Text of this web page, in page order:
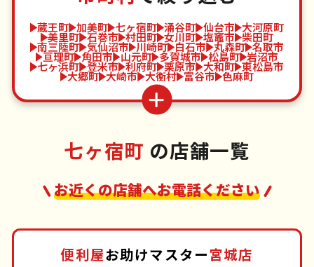
蔵王町 加美町 七ヶ宿町 涌谷町 仙台市 大河原町
美里町 石巻市 村田町 女川町 塩竈市 柴田町
南三陸町 気仙沼市 川崎町 白石市 丸森町 名取市
亘理町 角田市 山元町 多賀城市 松島町 岩沼市
七ヶ浜町 登米市 利府町 栗原市 大和町 東松島市
大郷町 大崎市 大衡村 富谷市 色麻町
七ヶ宿町 の店舗一覧
お近くの店舗へお電話ください
便利屋お助けマスター宮城店